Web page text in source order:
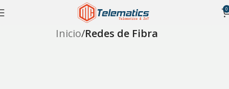
0
Inicio Redes de Fibra